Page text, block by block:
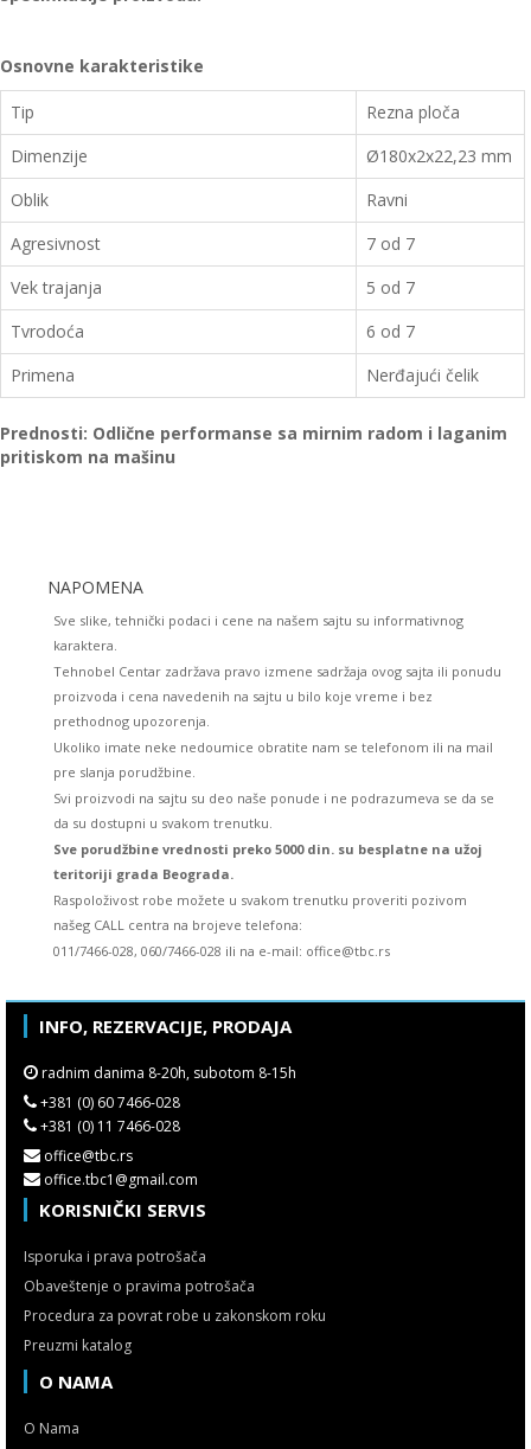
Prenosni
Pribor
za
zavarivanje
Alati
i
radionica
Osnovne karakteristike
Tip
Rezna ploča
Dimenzije
Ø180x2x22,23 mm
Oblik
Ravni
Agresivnost
7 od 7
Vek trajanja
5 od 7
Tvrodoća
6 od 7
Primena
Nerđajući čelik
Prednosti: Odlične performanse sa mirnim radom i laganim
pritiskom na mašinu
NAPOMENA
Sve slike, tehnički podaci i cene na našem sajtu su informativnog
karaktera.
Tehnobel Centar zadržava pravo izmene sadržaja ovog sajta ili ponudu
proizvoda i cena navedenih na sajtu u bilo koje vreme i bez
prethodnog upozorenja.
Ukoliko imate neke nedoumice obratite nam se telefonom ili na mail
pre slanja porudžbine.
Svi proizvodi na sajtu su deo naše ponude i ne podrazumeva se da se
da su dostupni u svakom trenutku.
Sve porudžbine vrednosti preko 5000 din. su besplatne na užoj
teritoriji grada Beograda.
Raspoloživost robe možete u svakom trenutku proveriti pozivom
našeg CALL centra na brojeve telefona:
011/7466-028, 060/7466-028 ili na e-mail: office@tbc.rs
INFO, REZERVACIJE, PRODAJA
radnim danima 8-20h, subotom 8-15h
+381 (0) 60 7466-028
+381 (0) 11 7466-028
office@tbc.rs
office.tbc1@gmail.com
KORISNIČKI SERVIS
Isporuka i prava potrošača
Obaveštenje o pravima potrošača
Procedura za povrat robe u zakonskom roku
Preuzmi katalog
O NAMA
O Nama